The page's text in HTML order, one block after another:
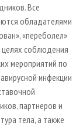
Все
обладателями
«переболел»
соблюдения
мероприятий по
инфекции
партнеров и
тела, а также